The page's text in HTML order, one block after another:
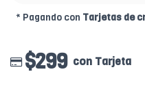
* Pagando con Tarjetas de
$299 con Tarjeta